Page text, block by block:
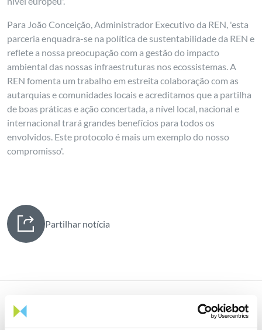
Para João Conceição, Administrador Executivo da REN, 'esta
parceria enquadra-se na política de sustentabilidade da REN e
reflete a nossa preocupação com a gestão do impacto
ambiental das nossas infraestruturas nos ecossistemas. A
REN fomenta um trabalho em estreita colaboração com as
autarquias e comunidades locais e acreditamos que a partilha
de boas práticas e ação concertada, a nível local, nacional e
internacional trará grandes benefícios para todos os
envolvidos. Este protocolo é mais um exemplo do nosso
compromisso'.
Partilhar notícia
Notícias relacionadas